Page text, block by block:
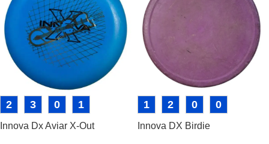
2 3 0 1
Innova Dx Aviar X-Out
1 2 0 0
Innova DX Birdie